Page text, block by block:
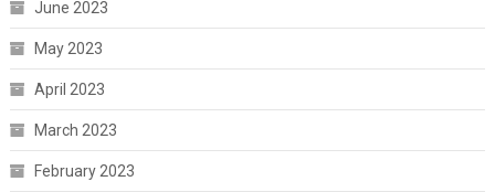
June 2023
May 2023
April 2023
March 2023
February 2023